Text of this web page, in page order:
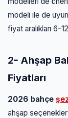
modeli ile de
fiyat aralıkları 6-
2- Ahşap
Fiyatları
2026 bahçe
ahşap